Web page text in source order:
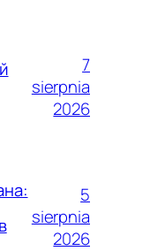
7
sierpnia
2026
5
sierpnia
2026